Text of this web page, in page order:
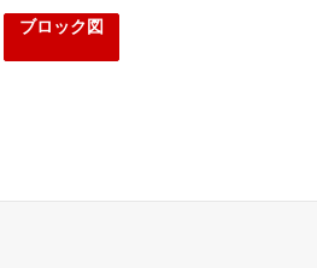
ブロック図